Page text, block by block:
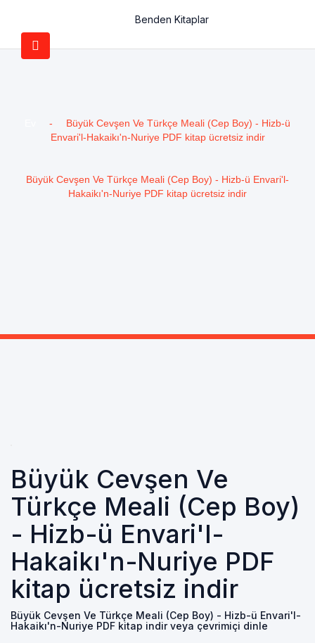
Benden Kitaplar
-
Büyük Cevşen Ve Türkçe Meali (Cep Boy) - Hizb-ü
Envari'l-Hakaikı'n-Nuriye PDF kitap ücretsiz indir
Büyük Cevşen Ve Türkçe Meali (Cep Boy) - Hizb-ü Envari'l-
Hakaikı'n-Nuriye PDF kitap ücretsiz indir
Büyük Cevşen Ve
Türkçe Meali (Cep Boy)
- Hizb-ü Envari'l-
Hakaikı'n-Nuriye PDF
kitap ücretsiz indir
Büyük Cevşen Ve Türkçe Meali (Cep Boy) - Hizb-ü Envari'l-
Hakaikı'n-Nuriye PDF kitap indir veya çevrimiçi dinle